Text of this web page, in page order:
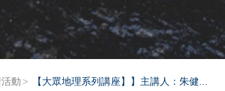
動 【大眾地理系列講座】】主講人：朱健...